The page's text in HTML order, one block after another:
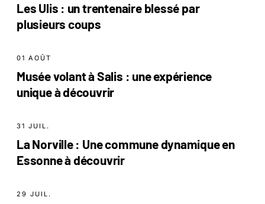
Les Ulis : un trentenaire blessé par
plusieurs coups
01 AOÛT
Musée volant à Salis : une expérience
unique à découvrir
31 JUIL.
La Norville : Une commune dynamique en
Essonne à découvrir
29 JUIL.